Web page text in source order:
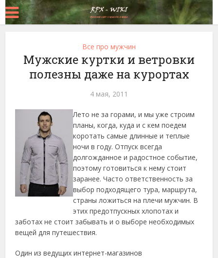
Все про мужчин
Мужские куртки и ветровки
полезны даже на курортах
4 мая, 2011
Лето не за горами, и мы уже строим
планы, когда, куда и с кем поедем
коротать самые длинные и теплые
ночи в году. Отпуск всегда
долгожданное и радостное событие,
поэтому готовиться к нему стоит
заранее. Часто ответственность за
выбор подходящего тура, маршрута,
страны ложиться на плечи мужчин. В
этих предотпускных хлопотах и
заботах не стоит забывать и о выборе необходимых
вещей для путешествия.
Один из ведущих интернет-магазинов